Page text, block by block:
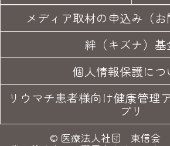
メディア取材の申込み（お
絆（キズナ）基
個人情報保護につ
リウマチ患者様向け健康管理
プリ
© 医療法人社団 東信会